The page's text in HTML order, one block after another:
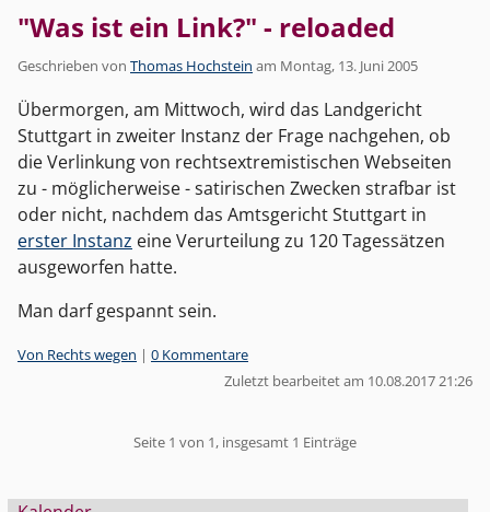
"Was ist ein Link?" - reloaded
Geschrieben von Thomas Hochstein am Montag, 13. Juni 2005
Übermorgen, am Mittwoch, wird das Landgericht
Stuttgart in zweiter Instanz der Frage nachgehen, ob
die Verlinkung von rechtsextremistischen Webseiten
zu - möglicherweise - satirischen Zwecken strafbar ist
oder nicht, nachdem das Amtsgericht Stuttgart in
erster Instanz eine Verurteilung zu 120 Tagessätzen
ausgeworfen hatte.
Man darf gespannt sein.
Kategorien:
Von Rechts wegen | 0 Kommentare
Zuletzt bearbeitet am 10.08.2017 21:26
Seite 1 von 1, insgesamt 1 Einträge